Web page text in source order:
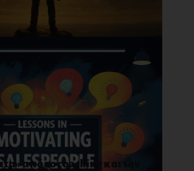
από το coaching και την